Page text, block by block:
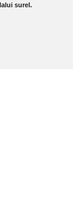
surel.